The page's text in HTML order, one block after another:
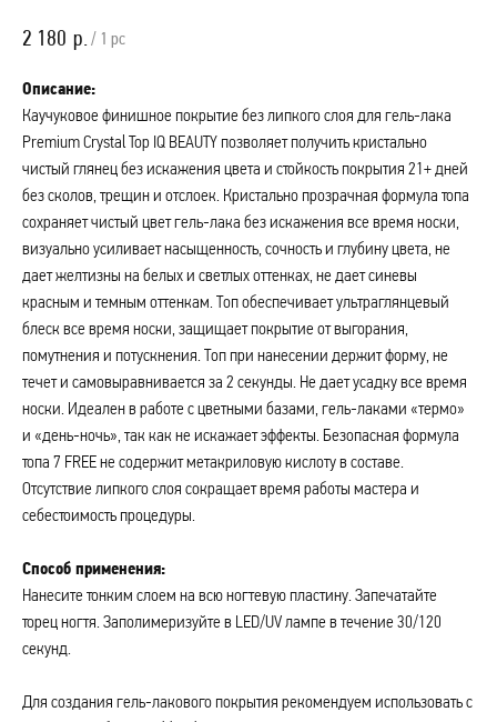
2 180 р. / 1 pc
Описание:
Каучуковое финишное покрытие без липкого слоя для гель-лака
Premium Crystal Top IQ BEAUTY позволяет получить кристально
чистый глянец без искажения цвета и стойкость покрытия 21+ дней
без сколов, трещин и отслоек. Кристально прозрачная формула топа
сохраняет чистый цвет гель-лака без искажения все время носки,
визуально усиливает насыщенность, сочность и глубину цвета, не
дает желтизны на белых и светлых оттенках, не дает синевы
красным и темным оттенкам. Топ обеспечивает ультраглянцевый
блеск все время носки, защищает покрытие от выгорания,
помутнения и потускнения. Топ при нанесении держит форму, не
течет и самовыравнивается за 2 секунды. Не дает усадку все время
носки. Идеален в работе с цветными базами, гель-лаками «термо»
и «день-ночь», так как не искажает эффекты. Безопасная формула
топа 7 FREE не содержит метакриловую кислоту в составе.
Отсутствие липкого слоя сокращает время работы мастера и
себестоимость процедуры.
Способ применения:
Нанесите тонким слоем на всю ногтевую пластину. Запечатайте
торец ногтя. Заполимеризуйте в LED/UV лампе в течение 30/120
секунд.
Для создания гель-лакового покрытия рекомендуем использовать с